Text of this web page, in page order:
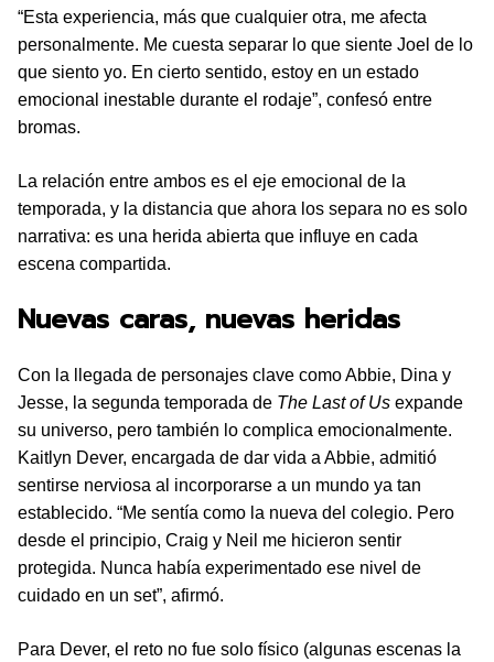
“Esta experiencia, más que cualquier otra, me afecta
personalmente. Me cuesta separar lo que siente Joel de lo
que siento yo. En cierto sentido, estoy en un estado
emocional inestable durante el rodaje”, confesó entre
bromas.
La relación entre ambos es el eje emocional de la
temporada, y la distancia que ahora los separa no es solo
narrativa: es una herida abierta que influye en cada
escena compartida.
Nuevas caras, nuevas heridas
Con la llegada de personajes clave como Abbie, Dina y
Jesse, la segunda temporada de The Last of Us expande
su universo, pero también lo complica emocionalmente.
Kaitlyn Dever, encargada de dar vida a Abbie, admitió
sentirse nerviosa al incorporarse a un mundo ya tan
establecido. “Me sentía como la nueva del colegio. Pero
desde el principio, Craig y Neil me hicieron sentir
protegida. Nunca había experimentado ese nivel de
cuidado en un set”, afirmó.
Para Dever, el reto no fue solo físico (algunas escenas la